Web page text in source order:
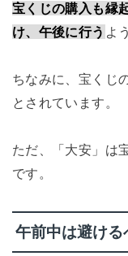
宝くじの購入も縁
け、午後に行う よ
ちなみに、宝くじ
とされています。
ただ、「大安」は
です。
午前中は避け